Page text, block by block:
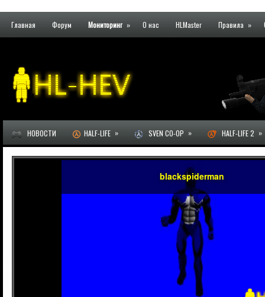
Главная Форум Мониторинг » О нас HLMaster Правила »
НОВОСТИ HALF-LIFE » SVEN CO-OP » HALF-LIFE 2 »
blackspiderman